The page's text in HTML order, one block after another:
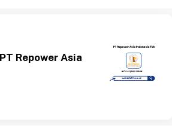
Repower Asia